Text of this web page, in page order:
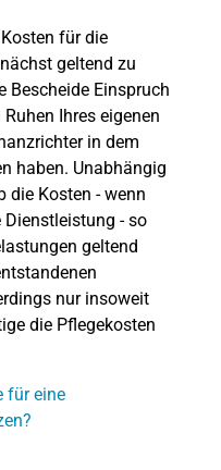
für die
geltend zu
Bescheide Einspruch
Ihres eigenen
in dem
haben. Unabhängig
die Kosten - wenn
- so
geltend
nur insoweit
die Pflegekosten
für eine